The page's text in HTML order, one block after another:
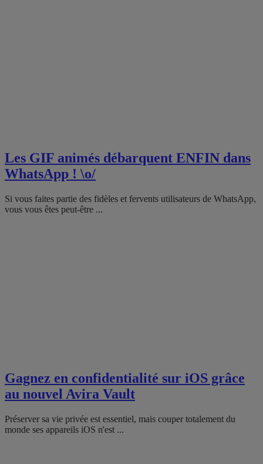
Les GIF animés débarquent ENFIN dans
WhatsApp ! \o/
Si vous faites partie des fidèles et fervents utilisateurs de WhatsApp,
vous vous êtes peut-être ...
Gagnez en confidentialité sur iOS grâce
au nouvel Avira Vault
Préserver sa vie privée est essentiel, mais couper totalement du
monde ses appareils iOS n'est ...